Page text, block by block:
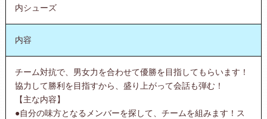
内シューズ
内容
チーム対抗で、男女力を合わせて優勝を目指してもらいます！
協力して勝利を目指すから、盛り上がって会話も弾む！
【主な内容】
●自分の味方となるメンバーを探して、チームを組みます！ス